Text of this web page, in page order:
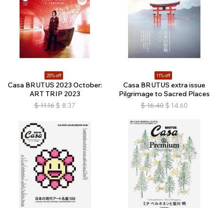
25% off
Casa BRUTUS 2023 October:
ART TRIP 2023
$ 11.16 $ 8.37
11% off
Casa BRUTUS extra issue
Pilgrimage to Sacred Places
$ 16.40 $ 14.60